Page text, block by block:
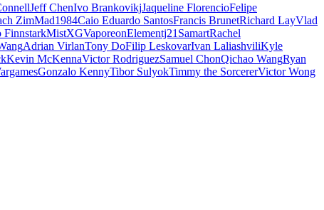
Jeff ChenIvo BrankovikjJaqueline FlorencioFelipe
ZimMad1984Caio Eduardo SantosFrancis BrunetRichard LayVlad
FinnstarkMistXGVaporeonElementj21 SamartRachel
Adrian VirlanTony DoFilip LeskovarIvan LaliashviliKyle
Kevin McKennaVictor RodriguezSamuel ChonQichao WangRyan
Gonzalo KennyTibor SulyokTimmy the SorcererVictor Wong